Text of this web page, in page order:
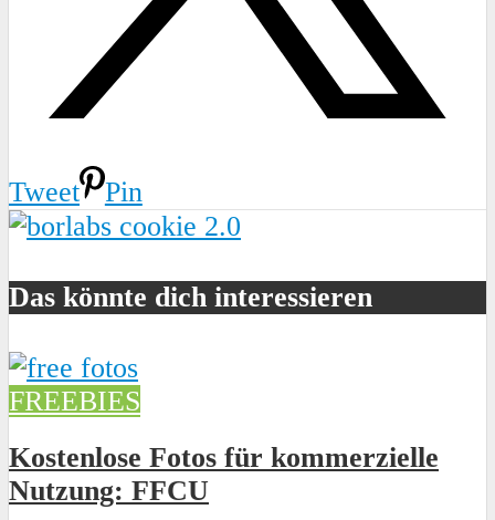
Tweet Pin
Das könnte dich interessieren
FREEBIES
Kostenlose Fotos für kommerzielle
Nutzung: FFCU